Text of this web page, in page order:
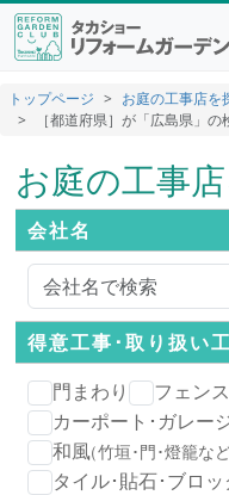
トップページ
お庭の工事店を
［都道府県］が「広島県」
お庭の工事
会社名
得意工事･取り扱い
門まわり
フェン
カーポート･ガレー
和風（竹垣･門･燈籠など
タイル･貼石･ブロ